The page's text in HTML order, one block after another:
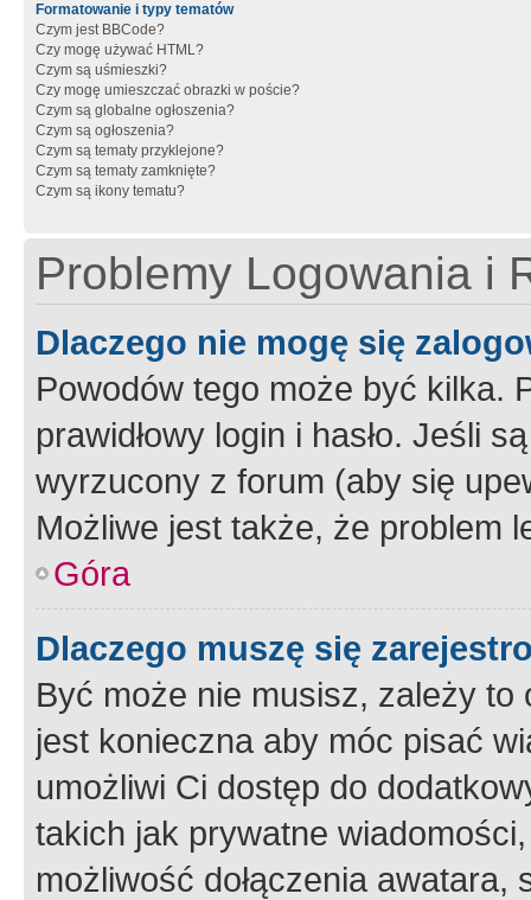
Formatowanie i typy tematów
Czym jest BBCode?
Czy mogę używać HTML?
Czym są uśmieszki?
Czy mogę umieszczać obrazki w poście?
Czym są globalne ogłoszenia?
Czym są ogłoszenia?
Czym są tematy przyklejone?
Czym są tematy zamknięte?
Czym są ikony tematu?
Problemy Logowania i
Dlaczego nie mogę się
Powodów tego może być kilka.
prawidłowy login i hasło. Jeśli
wyrzucony z forum (aby się
Możliwe jest także, że problem
Góra
Dlaczego muszę się
Być może nie musisz, zależy
jest konieczna aby móc pisać
umożliwi Ci dostęp do
takich jak prywatne
możliwość dołączenia